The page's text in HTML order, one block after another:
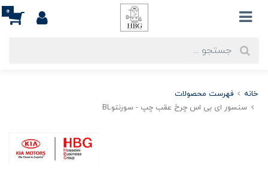
0
خانه
فهرست محصولات
سنسور ای بی اس چرخ عقب چپ - سورنتوBL